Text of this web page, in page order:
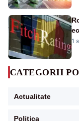
1
CATEGORII
Actualitate
Politica